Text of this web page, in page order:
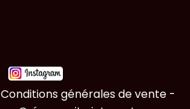
Conditions générales de vente